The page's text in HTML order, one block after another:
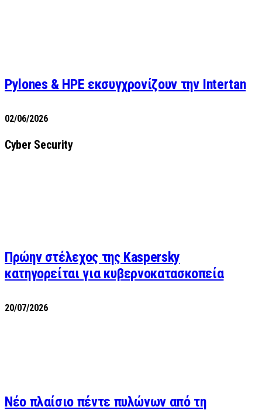
Pylones & HPE εκσυγχρονίζουν την Intertan
02/06/2026
Cyber Security
Πρώην στέλεχος της Kaspersky
κατηγορείται για κυβερνοκατασκοπεία
20/07/2026
Νέο πλαίσιο πέντε πυλώνων από τη